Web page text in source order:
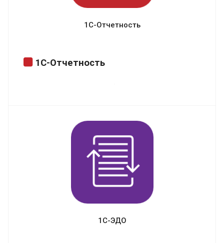
1С-Отчетность
1С-Отчетность
программ «1С», а также поддержка
других видов электронного
документооборота.
1С-ЭДО